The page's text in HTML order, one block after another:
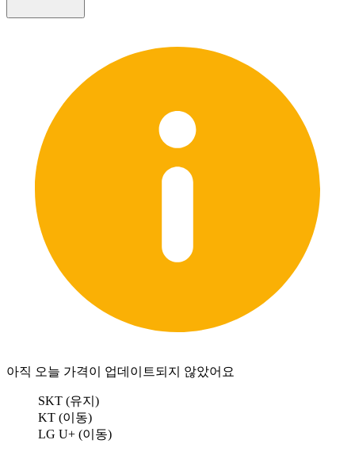
아직 오늘 가격이 업데이트되지 않았어요
SKT (유지)
KT (이동)
LG U+ (이동)